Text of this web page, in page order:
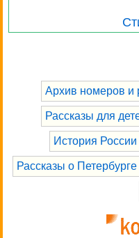
Архив номеров и
Рассказы для
История России
Рассказы о Петербурге